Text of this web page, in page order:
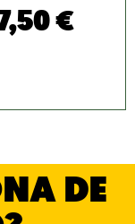
€
DE